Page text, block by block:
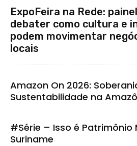
ExpoFeira na Rede:
debater como cultura e
podem movimentar
locais
Amazon On 2026:
Sustentabilidade na
#Série – Isso é Patrimônio
Suriname